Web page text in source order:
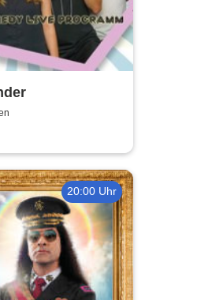
20:00 Uhr